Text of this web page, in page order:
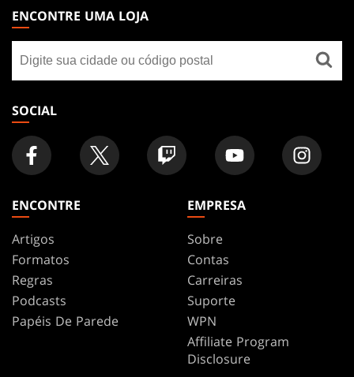
THE
GATHERING
FOOTER
ENCONTRE UMA LOJA
uma
loja
SOCIAL
ENCONTRE
Artigos
Formatos
Regras
Podcasts
Papéis De Parede
EMPRESA
Sobre
Contas
Carreiras
Suporte
WPN
Affiliate Program
Disclosure